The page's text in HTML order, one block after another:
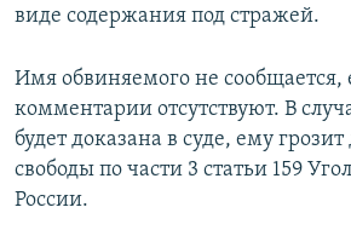
виде содержания под стражей.
Имя обвиняемого не сообщается,
комментарии отсутствуют. В
будет доказана в суде, ему
свободы по части 3 статьи 159
России.